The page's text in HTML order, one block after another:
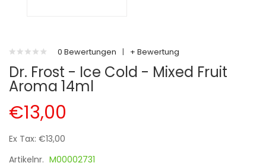
0 Bewertungen | + Bewertung
Dr. Frost - Ice Cold - Mixed Fruit
Aroma 14ml
€13,00
Ex Tax: €13,00
Artikelnr. M00002731